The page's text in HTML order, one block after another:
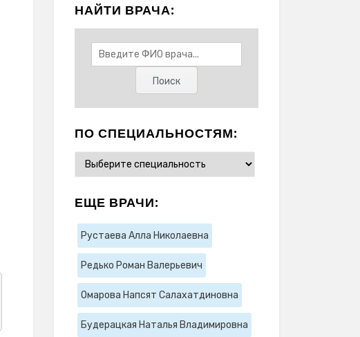
НАЙТИ ВРАЧА:
ПО СПЕЦИАЛЬНОСТЯМ:
ЕЩЕ ВРАЧИ:
Рустаева Алла Николаевна
Редько Роман Валерьевич
Омарова Напсят Салахатдиновна
Будерацкая Наталья Владимировна